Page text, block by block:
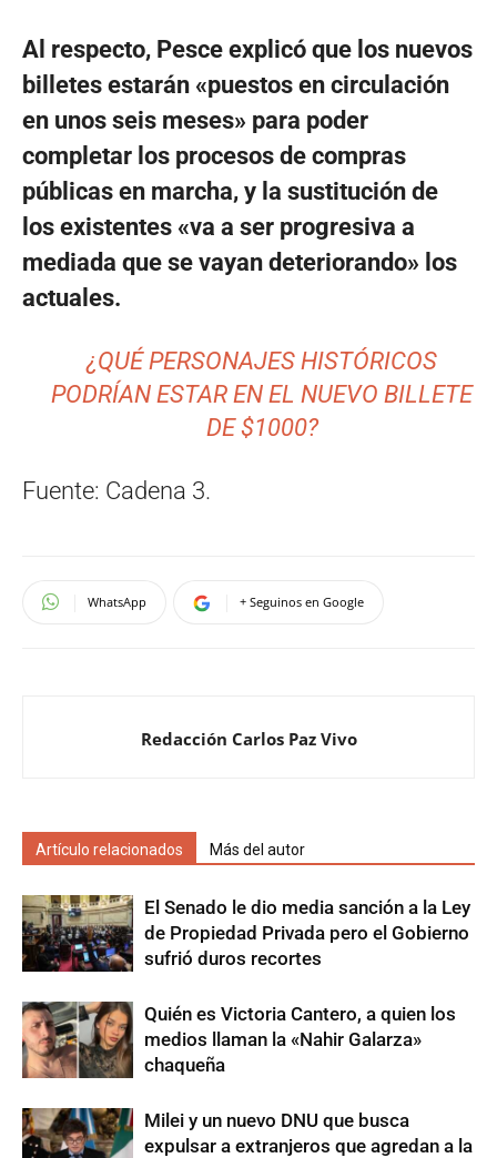
Al respecto, Pesce explicó que los nuevos
billetes estarán «puestos en circulación
en unos seis meses» para poder
completar los procesos de compras
públicas en marcha, y la sustitución de
los existentes «va a ser progresiva a
mediada que se vayan deteriorando» los
actuales.
¿QUÉ PERSONAJES HISTÓRICOS
PODRÍAN ESTAR EN EL NUEVO BILLETE
DE $1000?
Fuente: Cadena 3.
WhatsApp + Seguinos en Google
Redacción Carlos Paz Vivo
Artículo relacionados Más del autor
El Senado le dio media sanción a la Ley
de Propiedad Privada pero el Gobierno
sufrió duros recortes
Quién es Victoria Cantero, a quien los
medios llaman la «Nahir Galarza»
chaqueña
Milei y un nuevo DNU que busca
expulsar a extranjeros que agredan a la